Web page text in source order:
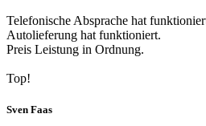
Telefonische Absprache hat
Autolieferung hat funktioniert.
Preis Leistung in Ordnung.
Top!
Sven Faas